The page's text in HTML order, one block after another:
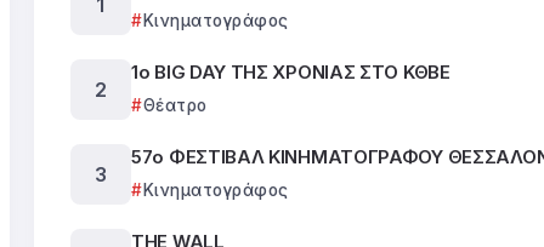
Κινηματογράφος
1ο BIG DAY ΤΗΣ ΧΡΟΝΙΑΣ ΣΤΟ ΚΘΒΕ
Θέατρο
57ο ΦΕΣΤΙΒΑΛ ΚΙΝΗΜΑΤΟΓΡΑΦΟΥ
Κινηματογράφος
THE WALL